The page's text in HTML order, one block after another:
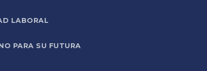
LABORAL
PARA SU FUTURA